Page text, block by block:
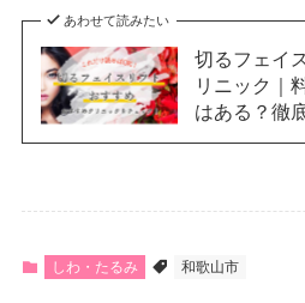
あわせて読みたい
切るフェイ
リニック｜
はある？徹
しわ・たるみ 和歌山市